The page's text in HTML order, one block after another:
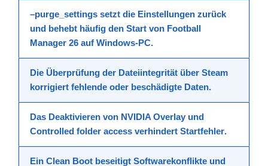
–purge_settings setzt die Einstellungen zurück
und behebt häufig den Start von Football
Manager 26 auf Windows-PC.
Die Überprüfung der Dateiintegrität über Steam
korrigiert fehlende oder beschädigte Daten.
Das Deaktivieren von NVIDIA Overlay und
Controlled folder access verhindert Startfehler.
Ein Clean Boot beseitigt Softwarekonflikte und